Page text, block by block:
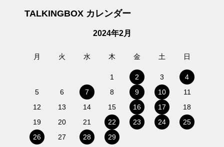
TALKINGBOX カレンダー
2024年2月
月 火 水 木 金 土 日
1 2 3
4
5
6 7 8 9 10
11
12
13 14 15 16 17
18
19
20 21 22 23 24
25
26
27 28 29